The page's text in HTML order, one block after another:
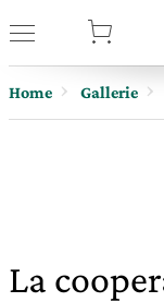
Home Gallerie
La